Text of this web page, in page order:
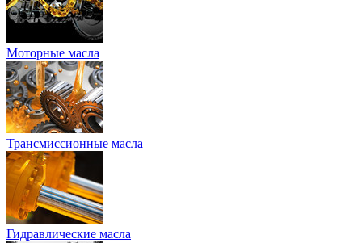
Моторные масла
Трансмиссионные масла
Гидравлические масла